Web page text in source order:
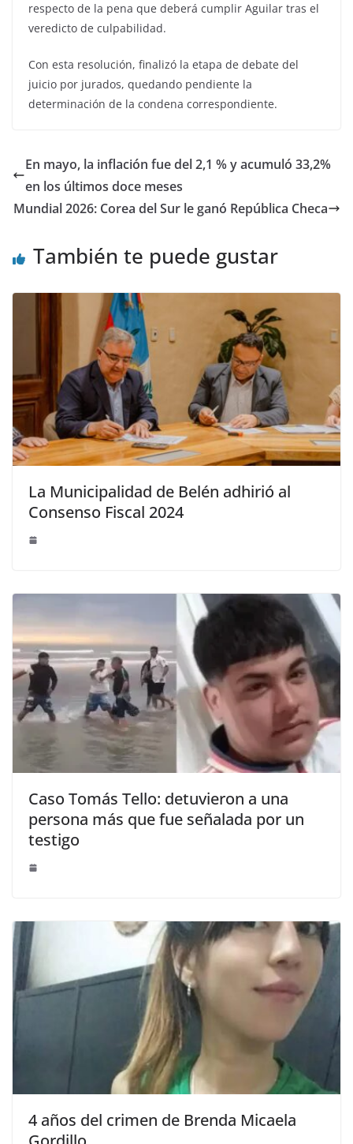
respecto de la pena que deberá cumplir Aguilar tras el
veredicto de culpabilidad.
Con esta resolución, finalizó la etapa de debate del
juicio por jurados, quedando pendiente la
determinación de la condena correspondiente.
En mayo, la inflación fue del 2,1 % y acumuló 33,2%
en los últimos doce meses
Mundial 2026: Corea del Sur le ganó República Checa
También te puede gustar
La Municipalidad de Belén adhirió al
Consenso Fiscal 2024
Caso Tomás Tello: detuvieron a una
persona más que fue señalada por un
testigo
4 años del crimen de Brenda Micaela